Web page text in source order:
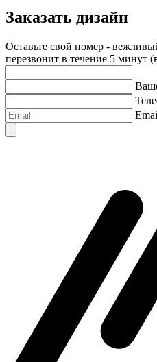
Заказать дизайн
Оставьте свой номер -
перезвонит в течение 5 минут